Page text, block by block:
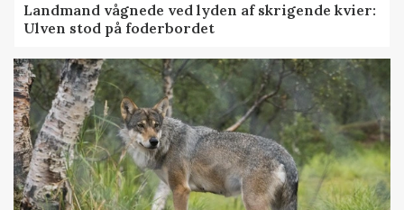
Landmand vågnede ved lyden af skrigende kvier:
Ulven stod på foderbordet